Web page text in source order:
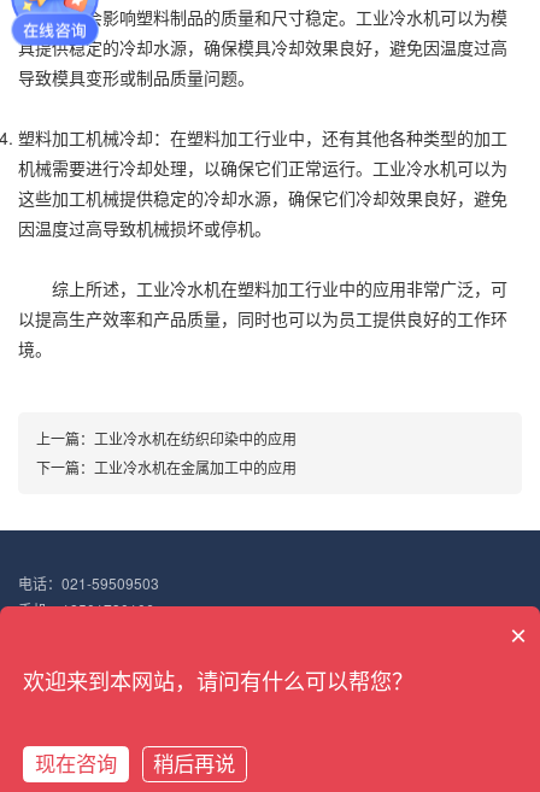
冷却效果会影响塑料制品的质量和尺寸稳定。工业冷水机可以为模
具提供稳定的冷却水源，确保模具冷却效果良好，避免因温度过高
导致模具变形或制品质量问题。
塑料加工机械冷却：在塑料加工行业中，还有其他各种类型的加工
机械需要进行冷却处理，以确保它们正常运行。工业冷水机可以为
这些加工机械提供稳定的冷却水源，确保它们冷却效果良好，避免
因温度过高导致机械损坏或停机。
综上所述，工业冷水机在塑料加工行业中的应用非常广泛，可
以提高生产效率和产品质量，同时也可以为员工提供良好的工作环
境。
上一篇： 工业冷水机在纺织印染中的应用
下一篇： 工业冷水机在金属加工中的应用
电话：021-59509503
手机：18501730106
Copyright © 2022 搏佰机械（上海）有限公司
×
欢迎来到本网站，请问有什么可以帮您？
现在咨询 稍后再说